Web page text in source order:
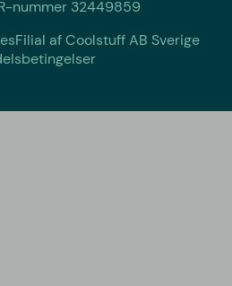
nummer 32449859
Filial af Coolstuff AB Sverige